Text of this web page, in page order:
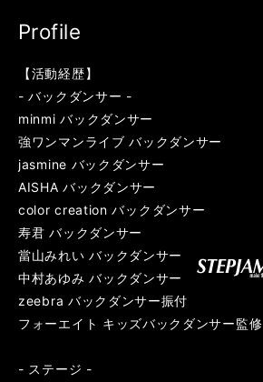
Profile
【活動経歴】
- バックダンサー -
minmi バックダンサー
強ワンマンライブ バックダンサー
jasmine バックダンサー
AISHA バックダンサー
color creation バックダンサー
寿君 バックダンサー
當山みれい バックダンサー
中村あゆみ バックダンサー
zeebra バックダンサー振付
フォーエイト キッズバックダンサー監修
- ステージ -